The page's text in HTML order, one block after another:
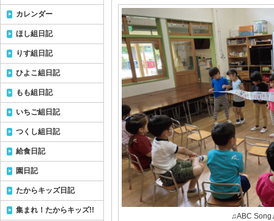
♫ABC
カレンダー
ほし組日記
りす組日記
ひよこ組日記
もも組日記
いちご組日記
つくし組日記
給食日記
園日記
たからキッズ日記
集まれ！たからキッズ!!